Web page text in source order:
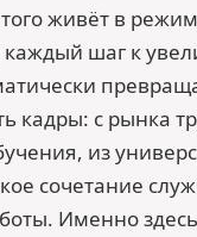
живёт в
шаг к
кадры: с рынка
из
сочетание
Именно